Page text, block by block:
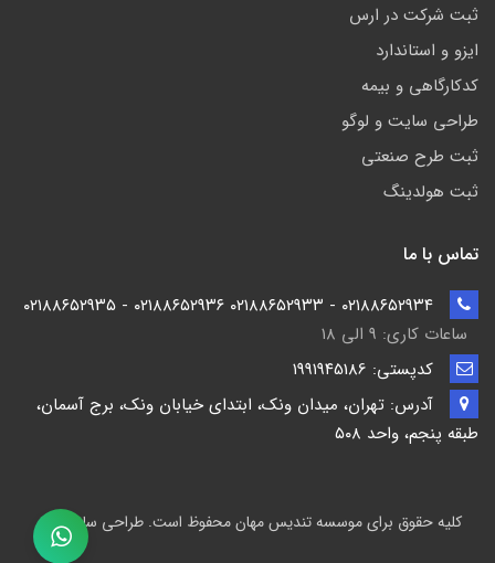
ثبت شرکت در ارس
ایزو و استاندارد
کدکارگاهی و بیمه
طراحی سایت و لوگو
ثبت طرح صنعتی
ثبت هولدینگ
تماس با ما
ساعات کاری: ۹ الی ۱۸
کدپستی: ۱۹۹۱۹۴5186
آدرس: تهران، میدان ونک، ابتدای خیابان ونک، برج آسمان،
طبقه پنجم، واحد ۵۰۸
کلیه حقوق برای موسسه تندیس مهان محفوظ است. طراحی سایت